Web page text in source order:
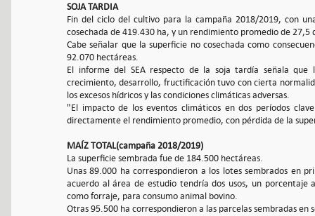
SOJA TARDIA
Fin del ciclo del cultivo para la campaña 2018/2019, con
cosechada de 419.430 ha, y un rendimiento promedio de
Cabe señalar que la superficie no cosechada como
92.070 hectáreas.
El informe del SEA respecto de la soja tardía señala
crecimiento, desarrollo, fructificación tuvo con cierta
los excesos hídricos y las condiciones climáticas adversas.
"El impacto de los eventos climáticos en dos períodos
directamente el rendimiento promedio, con pérdida de la
MAÍZ TOTAL(campaña 2018/2019)
La superficie sembrada fue de 184.500 hectáreas.
Unas 89.000 ha correspondieron a los lotes sembrados en
acuerdo al área de estudio tendría dos usos, un
como forraje, para consumo animal bovino.
Otras 95.500 ha correspondieron a las parcelas sembradas